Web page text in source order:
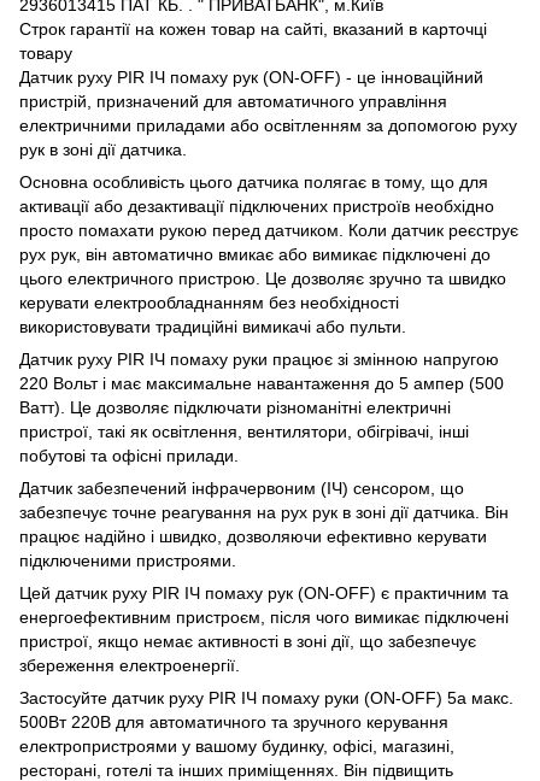
2936013415 ПАТ КБ. . " ПРИВАТБАНК", м.Київ
Строк гарантії на кожен товар на сайті, вказаний в карточці
товару
Датчик руху PIR ІЧ помаху рук (ON-OFF) - це інноваційний
пристрій, призначений для автоматичного управління
електричними приладами або освітленням за допомогою руху
рук в зоні дії датчика.
Основна особливість цього датчика полягає в тому, що для
активації або дезактивації підключених пристроїв необхідно
просто помахати рукою перед датчиком. Коли датчик реєструє
рух рук, він автоматично вмикає або вимикає підключені до
цього електричного пристрою. Це дозволяє зручно та швидко
керувати електрообладнанням без необхідності
використовувати традиційні вимикачі або пульти.
Датчик руху PIR ІЧ помаху руки працює зі змінною напругою
220 Вольт і має максимальне навантаження до 5 ампер (500
Ватт). Це дозволяє підключати різноманітні електричні
пристрої, такі як освітлення, вентилятори, обігрівачі, інші
побутові та офісні прилади.
Датчик забезпечений інфрачервоним (ІЧ) сенсором, що
забезпечує точне реагування на рух рук в зоні дії датчика. Він
працює надійно і швидко, дозволяючи ефективно керувати
підключеними пристроями.
Цей датчик руху PIR ІЧ помаху рук (ON-OFF) є практичним та
енергоефективним пристроєм, після чого вимикає підключені
пристрої, якщо немає активності в зоні дії, що забезпечує
збереження електроенергії.
Застосуйте датчик руху PIR ІЧ помаху руки (ON-OFF) 5а макс.
500Вт 220В для автоматичного та зручного керування
електропристроями у вашому будинку, офісі, магазині,
ресторані, готелі та інших приміщеннях. Він підвищить